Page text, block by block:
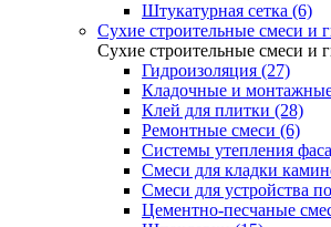
Штукатурная сетка (6)
Сухие строительные смеси и
Сухие строительные смеси и
Гидроизоляция (27)
Кладочные и
Клей для плитки (28)
Ремонтные смеси (6)
Системы утепления
Смеси для кладки
Смеси для устройства
Цементно-песчаные